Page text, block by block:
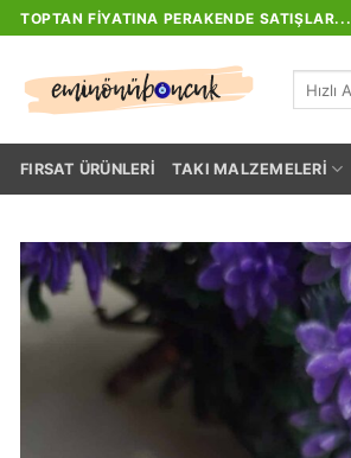
İçeriğe
atla
TOPTAN FIYATINA PERAKENDE SATIŞLAR...
FIRSAT ÜRÜNLERI TAKI MALZEMELERI